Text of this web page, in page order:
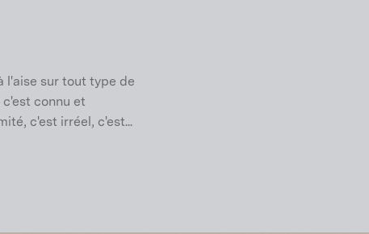
l'aise sur tout type de
connu et
c'est irréel, c'est...